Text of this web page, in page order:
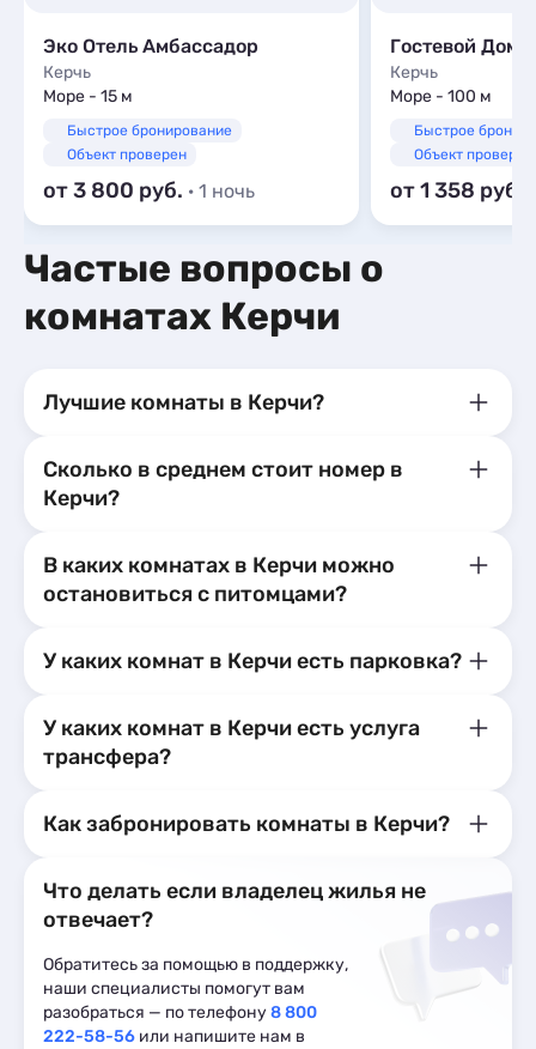
Эко Отель Амбассадор
Керчь
Море - 15 м
Быстрое бронирование
Объект проверен
от 3 800 · 1 ночь
Гостевой Дом
Керчь
Море - 100 м
Быстрое
Объект проверен
от 1 358
Частые вопросы о
комнатах Керчи
Лучшие комнаты в Керчи?
Сколько в среднем стоит номер в
Керчи?
В каких комнатах в Керчи можно
остановиться с питомцами?
У каких комнат в Керчи есть парковка?
У каких комнат в Керчи есть услуга
трансфера?
Как забронировать комнаты в Керчи?
Что делать если владелец жилья не
отвечает?
Обратитесь за помощью в поддержку,
наши специалисты помогут вам
разобраться — по телефону8 800
222-58-56 или напишите нам в